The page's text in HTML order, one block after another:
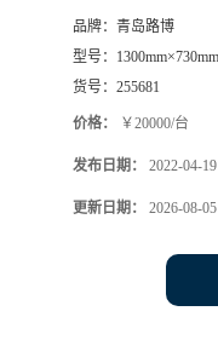
品牌： 青岛路博
型号：
货号： 255681
价格： ￥20000/台
发布日期： 2022-04-19
更新日期： 2026-08-05